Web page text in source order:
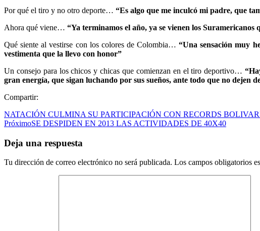
Por qué el tiro y no otro deporte… “Es algo que me inculcó mi padre, que
Ahora qué viene… “Ya terminamos el año, ya se vienen los
Qué siente al vestirse con los colores de Colombia… “Una sensación muy
vestimenta que la llevo con honor”
Un consejo para los chicos y chicas que comienzan en el tiro deportivo…
gran energía, que sigan luchando por sus sueños, ante todo que no dejen
Compartir:
NATACIÓN CULMINA SU PARTICIPACIÓN CON RECORDS
PróximoSE DESPIDEN EN 2013 LAS ACTIVIDADES DE 40X40
Deja una respuesta
Tu dirección de correo electrónico no será publicada. Los campos obligatorios